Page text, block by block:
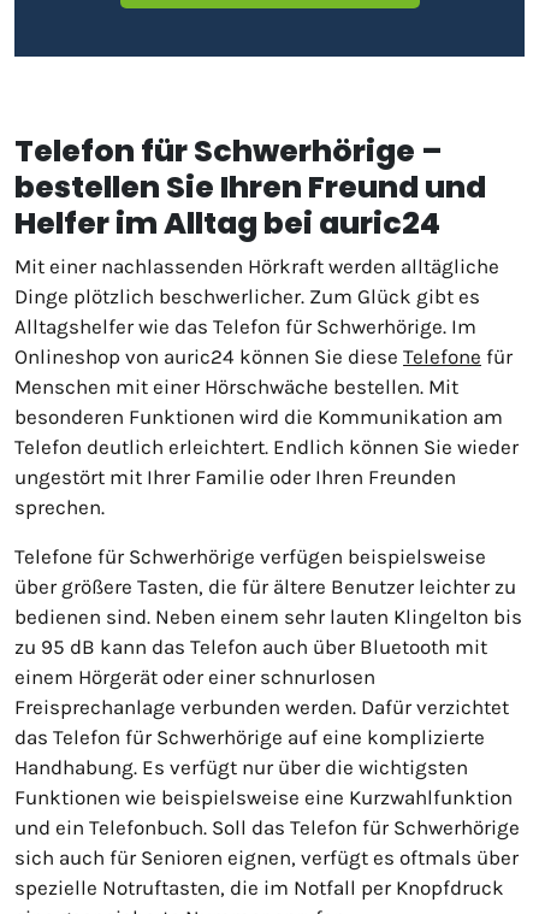
Telefon für Schwerhörige –
bestellen Sie Ihren Freund und
Helfer im Alltag bei auric24
Mit einer nachlassenden Hörkraft werden alltägliche
Dinge plötzlich beschwerlicher. Zum Glück gibt es
Alltagshelfer wie das Telefon für Schwerhörige. Im
Onlineshop von auric24 können Sie diese Telefone für
Menschen mit einer Hörschwäche bestellen. Mit
besonderen Funktionen wird die Kommunikation am
Telefon deutlich erleichtert. Endlich können Sie wieder
ungestört mit Ihrer Familie oder Ihren Freunden
sprechen.
Telefone für Schwerhörige verfügen beispielsweise
über größere Tasten, die für ältere Benutzer leichter zu
bedienen sind. Neben einem sehr lauten Klingelton bis
zu 95 dB kann das Telefon auch über Bluetooth mit
einem Hörgerät oder einer schnurlosen
Freisprechanlage verbunden werden. Dafür verzichtet
das Telefon für Schwerhörige auf eine komplizierte
Handhabung. Es verfügt nur über die wichtigsten
Funktionen wie beispielsweise eine Kurzwahlfunktion
und ein Telefonbuch. Soll das Telefon für Schwerhörige
sich auch für Senioren eignen, verfügt es oftmals über
spezielle Notruftasten, die im Notfall per Knopfdruck